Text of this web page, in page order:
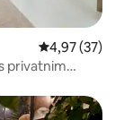
Prosječna
4,97 (37)
privatnim